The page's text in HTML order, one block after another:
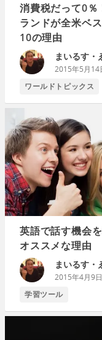
消費税だって0％
ランドが全米ベ
10の理由
まいるす・
2015年5月14
ワールドトピックス
英語で話す機会
オススメな理由
まいるす・
2015年4月9日
学習ツール